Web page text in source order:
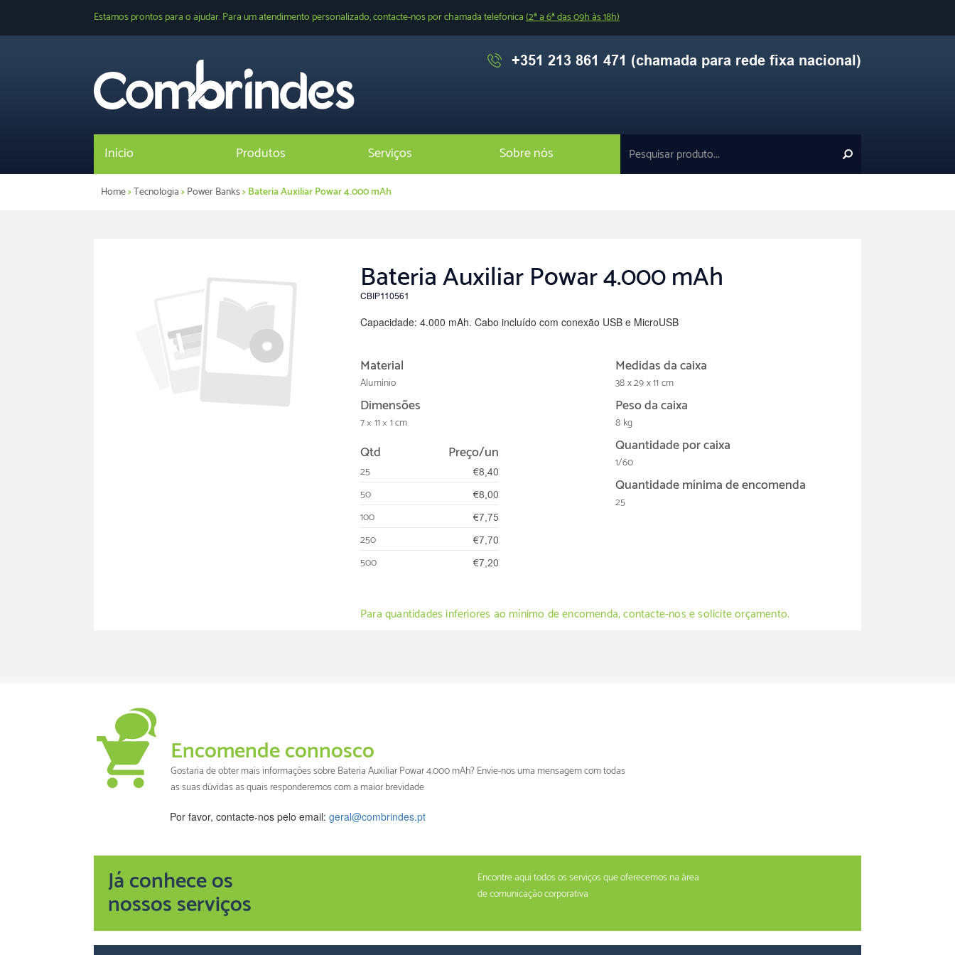
Estamos prontos para o ajudar. Para um atendimento personalizado, contacte-nos por chamada telefonica(2ª a 6ª das 09h às 18h)
+351 213 861 471 (chamada para rede fixa nacional)
Início Produtos Serviços Sobre nós
Home>Tecnologia>Power Banks> Bateria Auxiliar Powar 4.000 mAh
Bateria Auxiliar Powar 4.000 mAh
CBIP110561
Capacidade: 4.000 mAh. Cabo incluído com conexão USB e MicroUSB
Material
Alumínio
Dimensões
7 × 11 × 1 cm
Qtd Preço/un
25 €8,40
50 €8,00
100 €7,75
250 €7,70
500 €7,20
Medidas da caixa
38 x 29 x 11 cm
Peso da caixa
8 kg
Quantidade por caixa
1/60
Quantidade mínima de encomenda
25
Para quantidades inferiores ao mínimo de encomenda, contacte-nos e solicite orçamento.
Encomende connosco
Gostaria de obter mais informações sobre Bateria Auxiliar Powar 4.000 mAh? Envie-nos uma mensagem com todas
as suas dúvidas as quais responderemos com a maior brevidade
Por favor, contacte-nos pelo email: geral@combrindes.pt
Já conhece os
nossos serviços
Encontre aqui todos os serviços que oferecemos na àrea
de comunicação corporativa